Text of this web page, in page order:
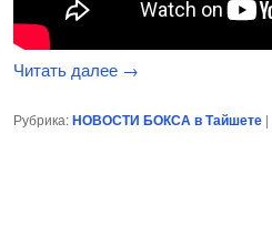
Читать далее →
Рубрика:НОВОСТИ БОКСА в Тайшете |